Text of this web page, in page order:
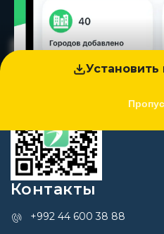
Контакты
+992 44 600 38 88